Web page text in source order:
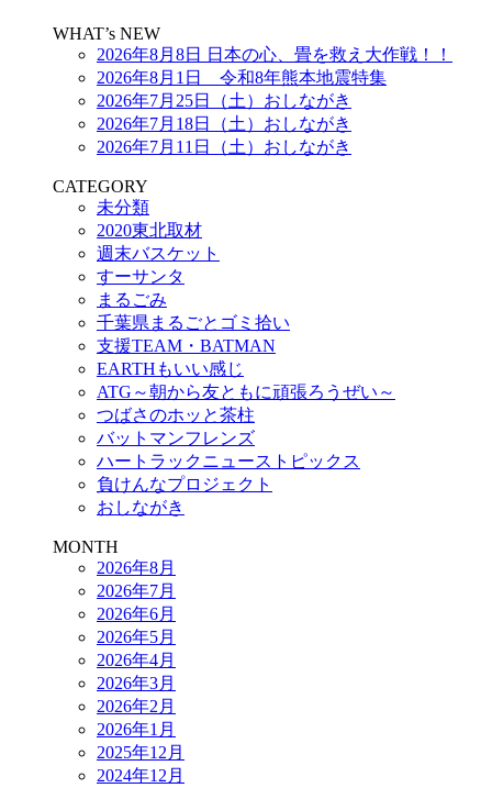
WHAT’s NEW
2026年8月8日 日本の心、畳を救え大作戦！！
2026年8月1日 令和8年熊本地震特集
2026年7月25日（土）おしながき
2026年7月18日（土）おしながき
2026年7月11日（土）おしながき
CATEGORY
未分類
2020東北取材
週末バスケット
すーサンタ
まるごみ
千葉県まるごとゴミ拾い
支援TEAM・BATMAN
EARTHもいい感じ
ATG～朝から友ともに頑張ろうぜい～
つばさのホッと茶柱
バットマンフレンズ
ハートラックニューストピックス
負けんなプロジェクト
おしながき
MONTH
2026年8月
2026年7月
2026年6月
2026年5月
2026年4月
2026年3月
2026年2月
2026年1月
2025年12月
2024年12月